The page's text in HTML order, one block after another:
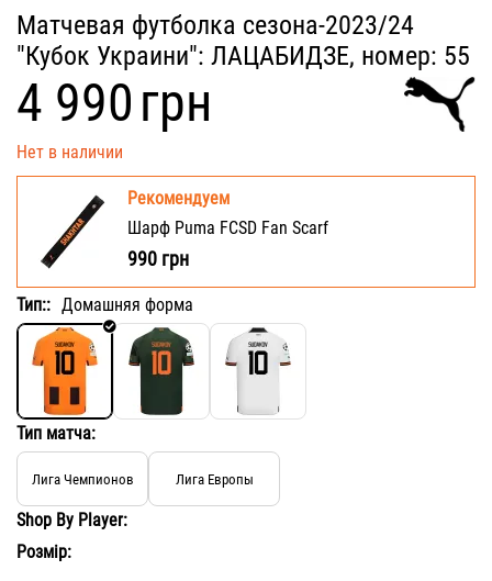
Матчевая футболка сезона-2023/24
"Кубок Украини": ЛАЦАБИДЗЕ, номер: 55
‍4 990‍грн
Нет в наличии
Рекомендуем
Шарф Puma FCSD Fan Scarf
990 грн
Тип:: Домашняя форма
Тип матча:
Лига Чемпионов Лига Европы
Shop By Player:
Розмір: